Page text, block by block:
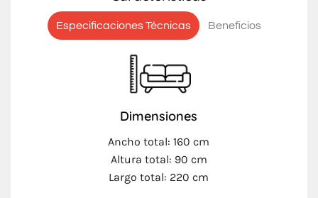
Especificaciones Técnicas Beneficios
Dimensiones
Ancho total: 160 cm
Altura total: 90 cm
Largo total: 220 cm